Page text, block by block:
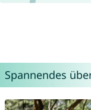
Spannendes